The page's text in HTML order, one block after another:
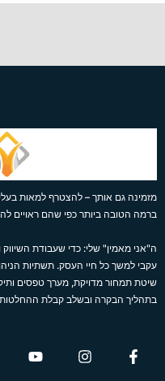
מזמינה גם אותך – להצטרף למאות
ברמה הטובה ביותר כפי שהם ראויים
ה"אני מאמין" שלי: כדי שעבודת
עקבי למשך כל חיי העסק. תשתיות
שיטת תמחור מדויקת, מערך טפסים
בתהליך הבקרה ובשלב קבלת
a
c
n
s
o